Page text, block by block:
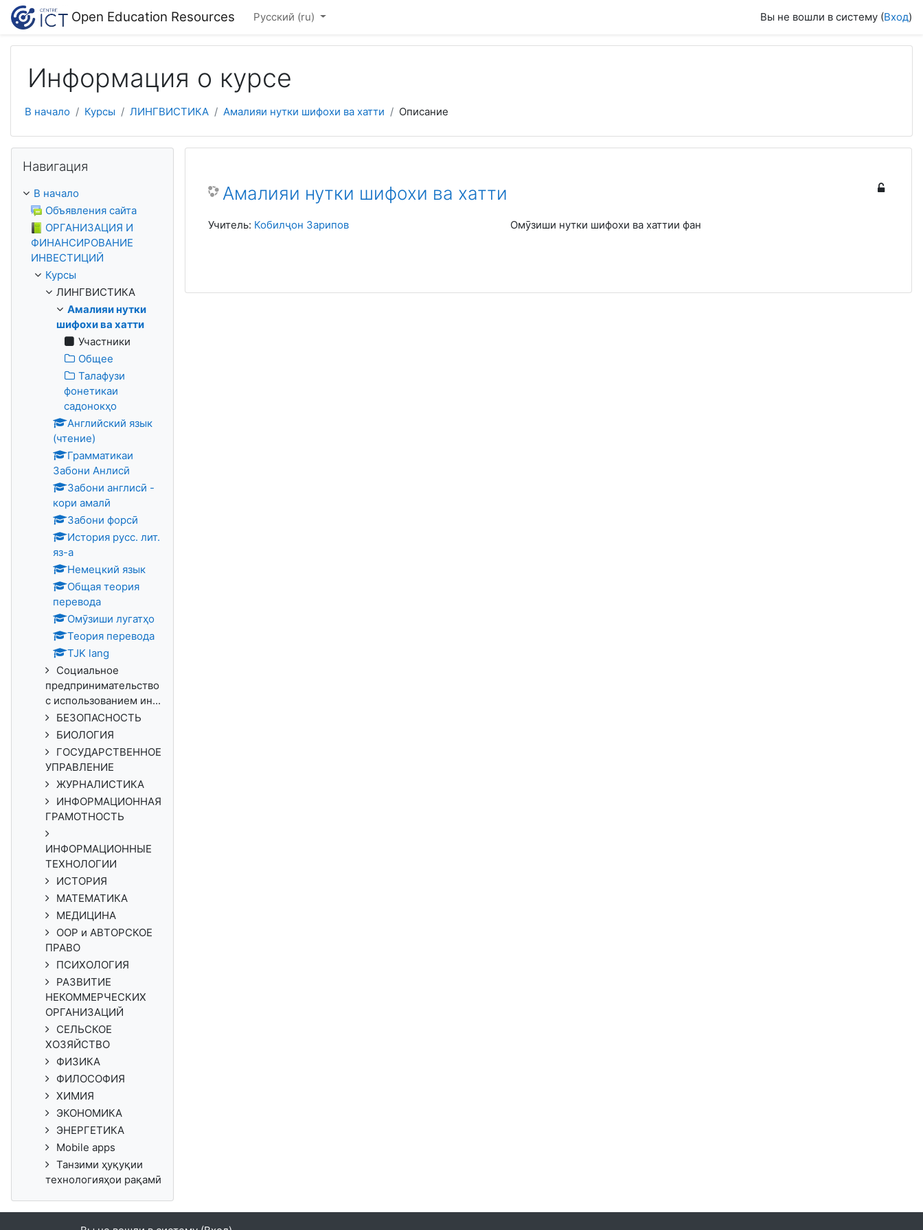
Перейти к основному содержанию
Open Education Resources Русский ‎(ru)‎ Вы не вошли в систему (Вход)
Информация о курсе
В начало Курсы ЛИНГВИСТИКА Амалияи нутки шифохи ва хатти Описание
Амалияи нутки шифохи ва хатти
Омӯзиши нутки шифохи ва хаттии фан
Учитель: Кобилҷон Зарипов
Навигация
В начало
Объявления сайта
ОРГАНИЗАЦИЯ И
ФИНАНСИРОВАНИЕ
ИНВЕСТИЦИЙ
Курсы
ЛИНГВИСТИКА
Амалияи нутки
шифохи ва хатти
Участники
Общее
Талафузи
фонетикаи
садонокҳо
Английский язык
(чтение)
Грамматикаи
Забони Анлисӣ
Забони англисӣ -
кори амалӣ
Забони форсӣ
История русс. лит.
яз-а
Немецкий язык
Общая теория
перевода
Омӯзиши лугатҳо
Теория перевода
TJK lang
Социальное
предпринимательство
с использованием ин...
БЕЗОПАСНОСТЬ
БИОЛОГИЯ
ГОСУДАРСТВЕННОЕ
УПРАВЛЕНИЕ
ЖУРНАЛИСТИКА
ИНФОРМАЦИОННАЯ
ГРАМОТНОСТЬ
ИНФОРМАЦИОННЫЕ
ТЕХНОЛОГИИ
ИСТОРИЯ
МАТЕМАТИКА
МЕДИЦИНА
ООР и АВТОРСКОЕ
ПРАВО
ПСИХОЛОГИЯ
РАЗВИТИЕ
НЕКОММЕРЧЕСКИХ
ОРГАНИЗАЦИЙ
СЕЛЬСКОЕ
ХОЗЯЙСТВО
ФИЗИКА
ФИЛОСОФИЯ
ХИМИЯ
ЭКОНОМИКА
ЭНЕРГЕТИКА
Mobile apps
Танзими ҳуқуқии
технологияҳои рақамӣ